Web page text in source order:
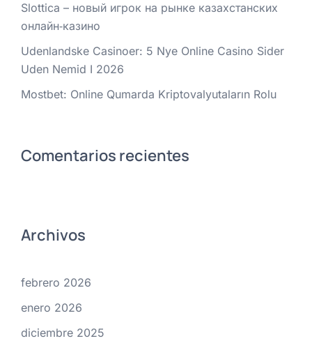
Slottica – новый игрок на рынке казахстанских
онлайн‑казино
Udenlandske Casinoer: 5 Nye Online Casino Sider
Uden Nemid I 2026
Mostbet: Online Qumarda Kriptovalyutaların Rolu
Comentarios recientes
Archivos
febrero 2026
enero 2026
diciembre 2025